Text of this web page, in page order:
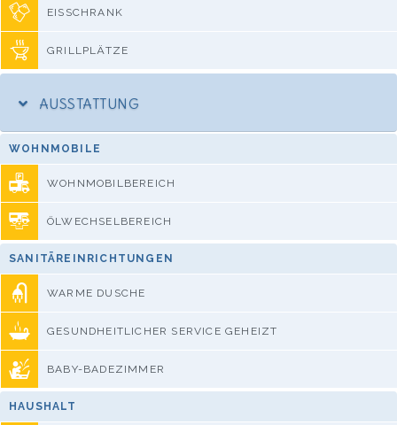
EISSCHRANK
GRILLPLÄTZE
AUSSTATTUNG
WOHNMOBILE
WOHNMOBILBEREICH
ÖLWECHSELBEREICH
SANITÄREINRICHTUNGEN
WARME DUSCHE
GESUNDHEITLICHER SERVICE GEHEIZT
BABY-BADEZIMMER
HAUSHALT